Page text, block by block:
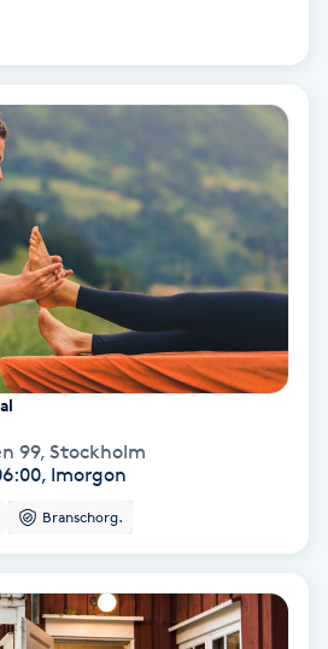
99, Stockholm
Imorgon
Branschorg.